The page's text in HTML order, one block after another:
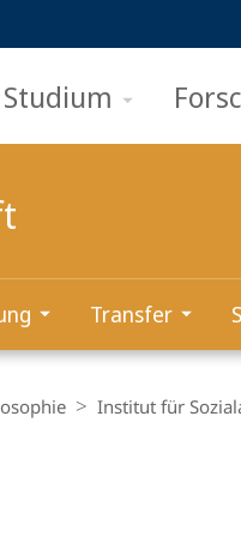
Studium
Transfer
Institut für